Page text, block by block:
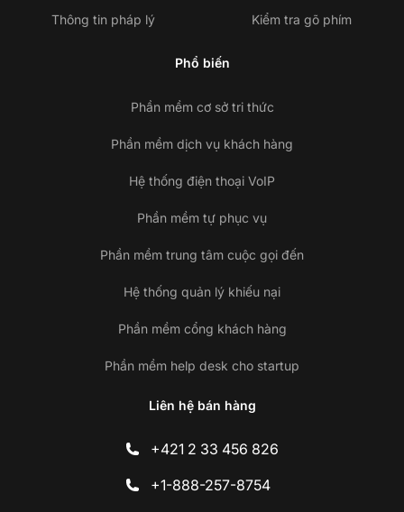
Thông tin pháp lý Kiểm tra gõ phím
Phổ biến
Phần mềm cơ sở tri thức
Phần mềm dịch vụ khách hàng
Hệ thống điện thoại VoIP
Phần mềm tự phục vụ
Phần mềm trung tâm cuộc gọi đến
Hệ thống quản lý khiếu nại
Phần mềm cổng khách hàng
Phần mềm help desk cho startup
Liên hệ bán hàng
+421 2 33 456 826
+1-888-257-8754